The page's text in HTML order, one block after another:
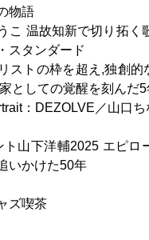
物語
こ 温故知新で切り拓
スタンダード
ストの枠を超え,独創
としての覚醒を刻んだ
：DEZOLVE／山口
ト山下洋輔2025 エピ
いかけた50年
ズ喫茶